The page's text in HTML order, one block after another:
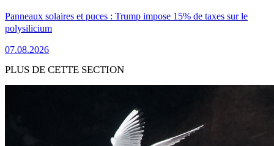
Panneaux solaires et puces : Trump impose 15% de taxes sur le
polysilicium
07.08.2026
PLUS DE CETTE SECTION